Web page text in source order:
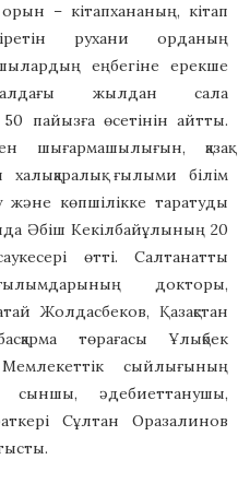
– кітапхананың, кітап
рухани орданың
еңбегіне ерекше
жылдан сала
50 пайызға өсетінін айтты.
шығармашылығын, қазақ
халықаралық ғылыми білім
және көпшілікке таратуды
Әбіш Кекілбайұлының 20
өтті. Салтанатты
докторы,
Жолдасбеков, Қазақстан
төрағасы Ұлықбек
сыйлығының
әдебиеттанушы,
Сұлтан Оразалинов